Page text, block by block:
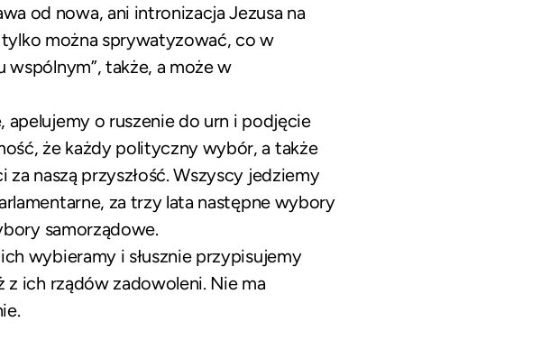
od nowa, ani intronizacja Jezusa na
można sprywatyzować, co w
także, a może w
o ruszenie do urn i podjęcie
że każdy polityczny wybór, a także
naszą przyszłość. Wszyscy jedziemy
za trzy lata następne wybory
samorządowe.
wybieramy i słusznie przypisujemy
ich rządów zadowoleni. Nie ma